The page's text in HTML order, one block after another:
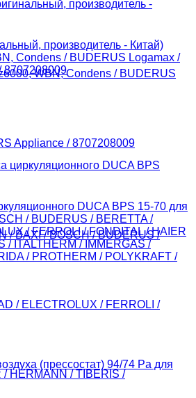
производитель - Китай)
Condens / BUDERUS Logamax /
8707208009
DUCA BPS 15-70 для
/ BUDERUS / BERETTA /
/ FERROLI / FONDITAL / HAIER
/ ITALTHERM / IMMERGAS /
/ PROTHERM / POLYKRAFT /